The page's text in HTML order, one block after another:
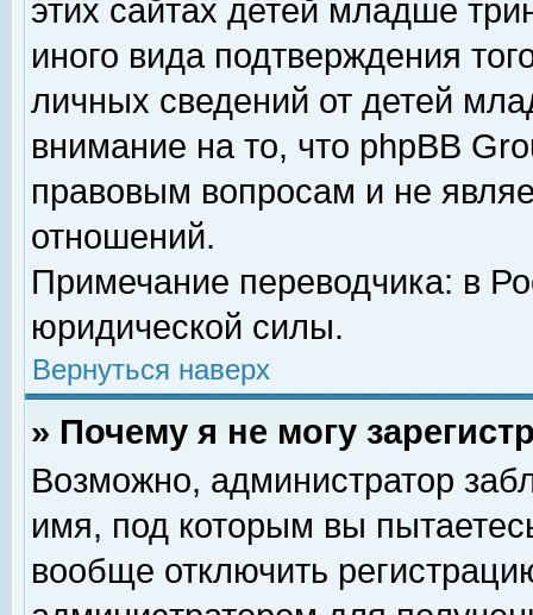
этих сайтах детей младше
иного вида подтверждения
личных сведений от детей
внимание на то, что phpBB
правовым вопросам и не
отношений.
Примечание переводчика: в
юридической силы.
Вернуться наверх
» Почему я не могу
Возможно, администратор
имя, под которым вы
вообще отключить